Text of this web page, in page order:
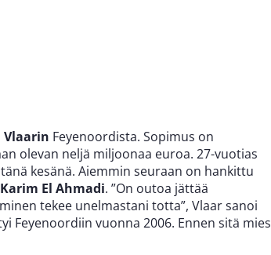
Vlaarin Feyenoordista. Sopimus on
olevan neljä miljoonaa euroa. 27-vuotias
kesänä. Aiemmin seuraan on hankittu
Karim El Ahmadi. ”On outoa jättää
tekee unelmastani totta”, Vlaar sanoi
Feyenoordiin vuonna 2006. Ennen sitä mies